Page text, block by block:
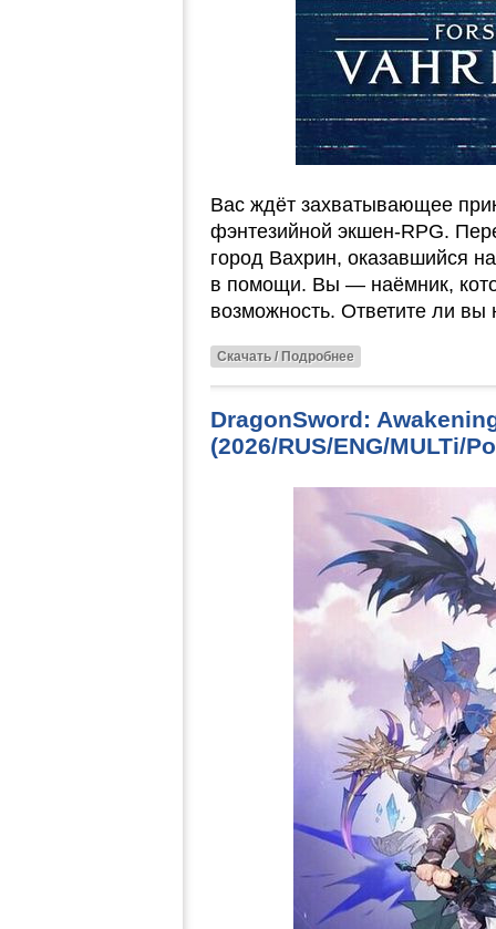
Вас ждёт захватывающее
фэнтезийной экшен-RPG.
город Вахрин, оказавшийся
в помощи. Вы — наёмник,
возможность. Ответите ли вы
Скачать / Подробнее
DragonSword:
(2026/RUS/ENG/MULTi/